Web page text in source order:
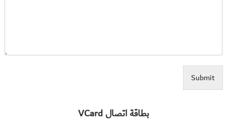
Submit
بطاقة اتصال VCard